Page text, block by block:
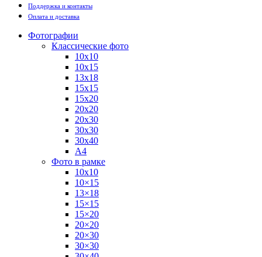
Поддержка и контакты
Оплата и доставка
Фотографии
Классические фото
10х10
10х15
13х18
15х15
15х20
20х20
20х30
30х30
30х40
А4
Фото в рамке
10х10
10×15
13×18
15×15
15×20
20×20
20×30
30×30